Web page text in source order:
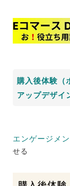
購入後体験（
アップデザイ
エンゲージメ
せる